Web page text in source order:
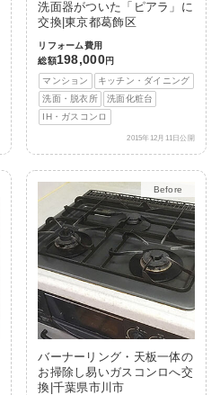
洗面器がついた「ピアラ」に
交換|東京都葛飾区
リフォーム費用
総額198,000円
マンション
キッチン・ダイニング
洗面・脱衣所
洗面化粧台
IH・ガスコンロ
2015年12月11日公開
Before
After
バーナーリング・天板一体の
お掃除し易いガスコンロへ交
換|千葉県市川市